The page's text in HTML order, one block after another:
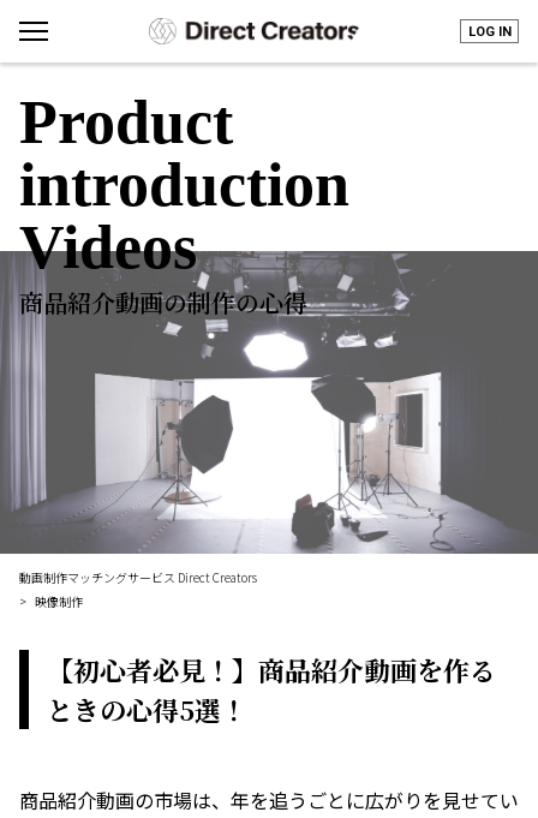
LOG IN
Product
introduction
Videos
商品紹介動画の制作の心得
動画制作マッチングサービス Direct Creators
映像制作
【初心者必見！】商品紹介動画を作る
ときの心得5選！
商品紹介動画の市場は、年を追うごとに広がりを見せてい